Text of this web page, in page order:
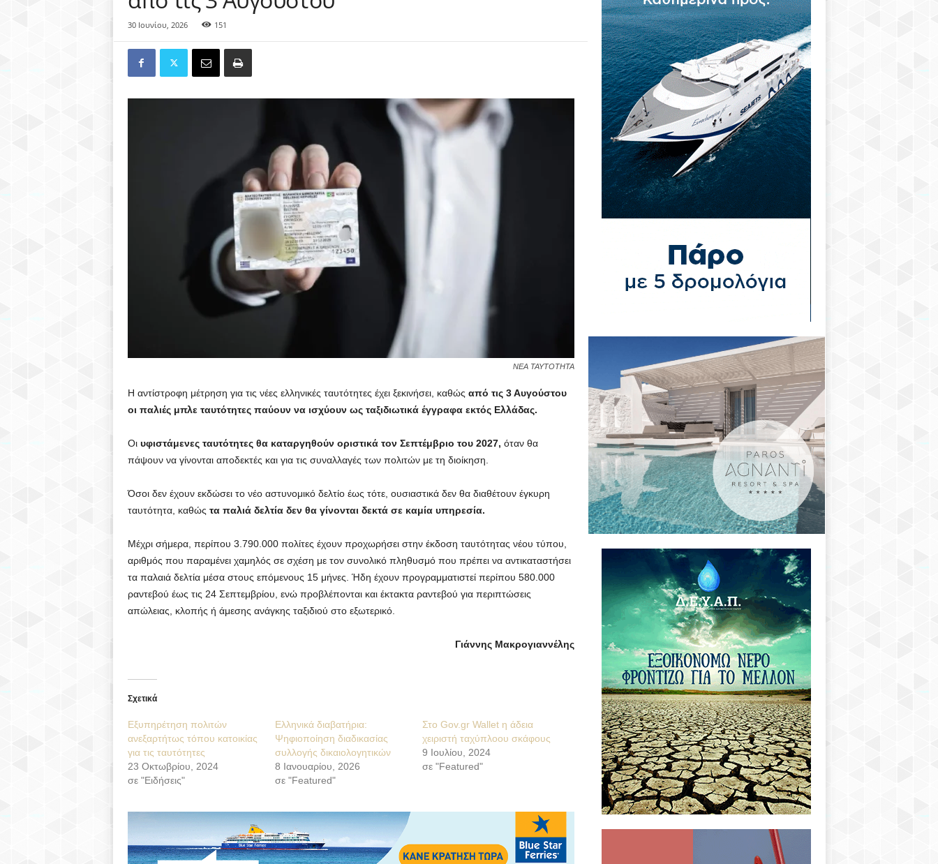
30 Ιουνίου, 2026 151
ΝΕΑ ΤΑΥΤΟΤΗΤΑ
Η αντίστροφη μέτρηση για τις νέες ελληνικές ταυτότητες έχει ξεκινήσει, καθώς από τις 3 Αυγούστου
οι παλιές μπλε ταυτότητες παύουν να ισχύουν ως ταξιδιωτικά έγγραφα εκτός Ελλάδας.
Οι υφιστάμενες ταυτότητες θα καταργηθούν οριστικά τον Σεπτέμβριο του 2027, όταν θα
πάψουν να γίνονται αποδεκτές και για τις συναλλαγές των πολιτών με τη διοίκηση.
Όσοι δεν έχουν εκδώσει το νέο αστυνομικό δελτίο έως τότε, ουσιαστικά δεν θα διαθέτουν έγκυρη
ταυτότητα, καθώς τα παλιά δελτία δεν θα γίνονται δεκτά σε καμία υπηρεσία.
Μέχρι σήμερα, περίπου 3.790.000 πολίτες έχουν προχωρήσει στην έκδοση ταυτότητας νέου τύπου,
αριθμός που παραμένει χαμηλός σε σχέση με τον συνολικό πληθυσμό που πρέπει να αντικαταστήσει
τα παλαιά δελτία μέσα στους επόμενους 15 μήνες. Ήδη έχουν προγραμματιστεί περίπου 580.000
ραντεβού έως τις 24 Σεπτεμβρίου, ενώ προβλέπονται και έκτακτα ραντεβού για περιπτώσεις
απώλειας, κλοπής ή άμεσης ανάγκης ταξιδιού στο εξωτερικό.
Γιάννης Μακρογιαννέλης
Σχετικά
Εξυπηρέτηση πολιτών
ανεξαρτήτως τόπου κατοικίας
για τις ταυτότητες
23 Οκτωβρίου, 2024
σε "Ειδήσεις"
Ελληνικά διαβατήρια:
Ψηφιοποίηση διαδικασίας
συλλογής δικαιολογητικών
8 Ιανουαρίου, 2026
σε "Featured"
Στο Gov.gr Wallet η άδεια
χειριστή ταχύπλοου σκάφους
9 Ιουλίου, 2024
σε "Featured"